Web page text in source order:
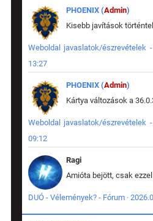
PHOENIX (Admin)
Kisebb javítások
Weboldal javaslatok/észrevételek
13:27
PHOENIX (Admin)
Weboldal javaslatok/észrevételek
09:12
Ragi
DUÓ - Vélemények? - Fórum ·